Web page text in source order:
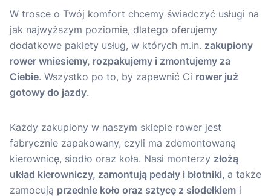
W trosce o Twój komfort chcemy świadczyć usługi na
jak najwyższym poziomie, dlatego oferujemy
dodatkowe pakiety usług, w których m.in. zakupiony
rower wniesiemy, rozpakujemy i zmontujemy za
Ciebie. Wszystko po to, by zapewnić Ci rower już
gotowy do jazdy.
Każdy zakupiony w naszym sklepie rower jest
fabrycznie zapakowany, czyli ma zdemontowaną
kierownicę, siodło oraz koła. Nasi monterzy złożą
układ kierowniczy, zamontują pedały i błotniki, a także
zamocują przednie koło oraz sztycę z siodełkiem i